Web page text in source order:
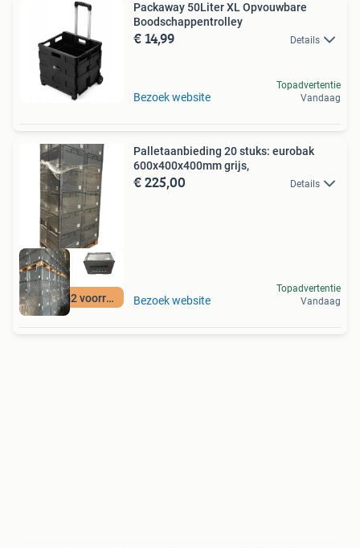
Packaway 50Liter XL Opvouwbare
Boodschappentrolley
€ 14,99 Details
Bezoek website
Topadvertentie
Vandaag
12500 m2 voorraad
Palletaanbieding 20 stuks: eurobak
600x400x400mm grijs,
€ 225,00 Details
Bezoek website
Topadvertentie
Vandaag